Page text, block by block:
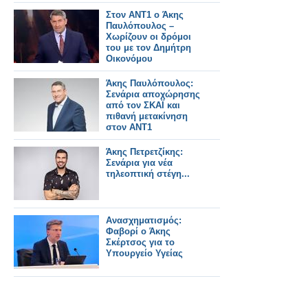
Στον ΑΝΤ1 ο Άκης
Παυλόπουλος –
Χωρίζουν οι δρόμοι
του με τον Δημήτρη
Οικονόμου
Άκης Παυλόπουλος:
Σενάρια αποχώρησης
από τον ΣΚΑΪ και
πιθανή μετακίνηση
στον ΑΝΤ1
Άκης Πετρετζίκης:
Σενάρια για νέα
τηλεοπτική στέγη...
Ανασχηματισμός:
Φαβορί ο Άκης
Σκέρτσος για το
Υπουργείο Υγείας